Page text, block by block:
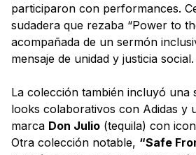
participaron con performances.
sudadera que rezaba “Power to
acompañada de un sermón
mensaje de unidad y justicia social.
La colección también incluyó una
looks colaborativos con Adidas y
marca Don Julio (tequila) con
Otra colección notable, “Safe